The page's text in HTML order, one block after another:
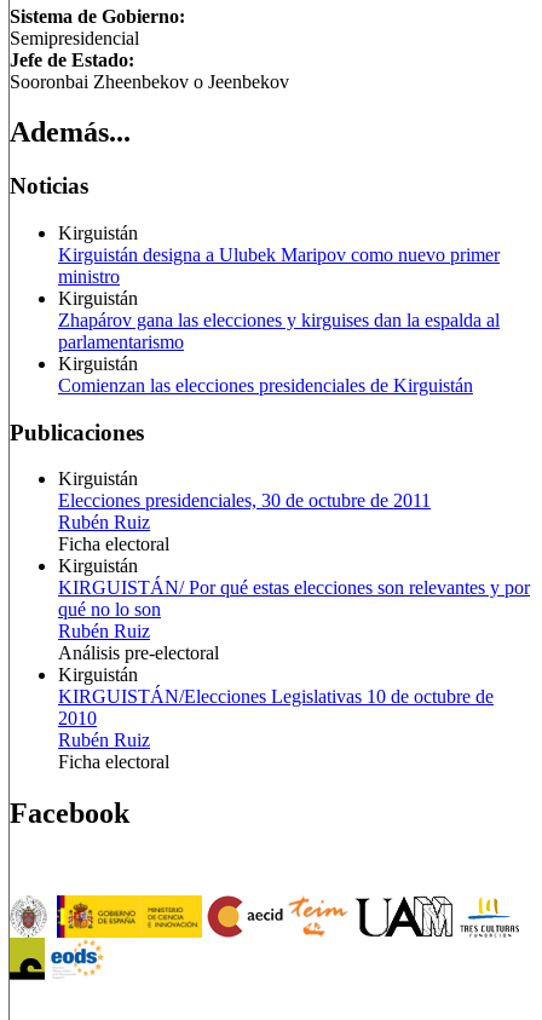
Sistema de Gobierno:
Semipresidencial
Jefe de Estado:
Sooronbai Zheenbekov o Jeenbekov
Además...
Noticias
Kirguistán
Kirguistán designa a Ulubek Maripov como nuevo primer
ministro
Kirguistán
Zhapárov gana las elecciones y kirguises dan la espalda al
parlamentarismo
Kirguistán
Comienzan las elecciones presidenciales de Kirguistán
Publicaciones
Kirguistán
Elecciones presidenciales, 30 de octubre de 2011
Rubén Ruiz
Ficha electoral
Kirguistán
KIRGUISTÁN/ Por qué estas elecciones son relevantes y por
qué no lo son
Rubén Ruiz
Análisis pre-electoral
Kirguistán
KIRGUISTÁN/Elecciones Legislativas 10 de octubre de
2010
Rubén Ruiz
Ficha electoral
Facebook